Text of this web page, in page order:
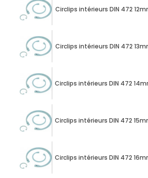
Circlips intérieurs DIN 472
Circlips intérieurs DIN 472
Circlips intérieurs DIN 472
Circlips intérieurs DIN 472
Circlips intérieurs DIN 472